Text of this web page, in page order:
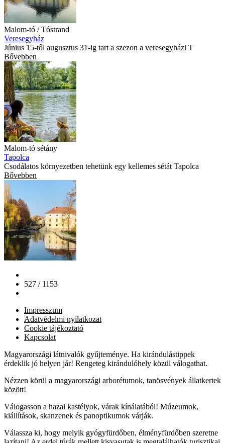
Malom-tó / Tóstrand
Veresegyház
Június 15-től augusztus 31-ig tart a szezon a veresegyházi T
Bővebben
Malom-tó sétány
Tapolca
Csodálatos környezetben tehetünk egy kellemes sétát Tapolca
Bővebben
527 / 1153
Impresszum
Adatvédelmi nyilatkozat
Cookie tájékoztató
Kapcsolat
Magyarországi látnivalók gyűjteménye. Ha kirándulástippek
érdeklik jó helyen jár! Rengeteg kirándulóhely közül válogathat.
Nézzen körül a magyarországi arborétumok, tanösvények állatkertek
között!
Válogasson a hazai kastélyok, várak kínálatából! Múzeumok,
kiállítások, skanzenek és panoptikumok várják.
Válassza ki, hogy melyik gyógyfürdőben, élményfürdőben szeretne